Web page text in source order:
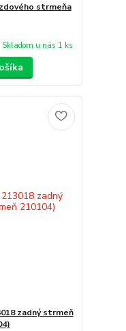
strmeňa
Skladom u nás 1 ks
zadný strmeň